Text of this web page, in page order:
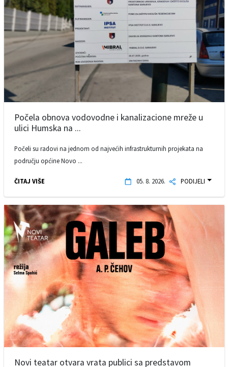
Počela obnova vodovodne i kanalizacione mreže u
ulici Humska na ...
Počeli su radovi na jednom od najvećih infrastrukturnih projekata na
području općine Novo ...
ČITAJ VIŠE 05. 8. 2026. PODIJELI
Novi teatar otvara vrata publici sa predstavom